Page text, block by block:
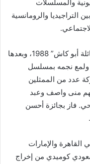
والمسلسلات
التراجيديا والرومانسية
بدأت مسيرته الفنية من خلال مسلسل “عائلة أبو كاش” 1988، وبعدها
ولمع نجمه بمسلسل
عُرض في عام 1998 بمشاركة عدد من الممثلين
منى واصف وعبد
فاز بجائزة أحسن
القاهرة والإمارات
2020 بأول فيلم سعودي كوميدي من إخراج